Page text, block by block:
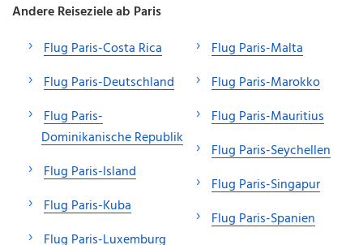
Andere Reiseziele ab Paris
Flug Paris-Costa Rica
Flug Paris-Deutschland
Flug Paris-
Dominikanische Republik
Flug Paris-Island
Flug Paris-Kuba
Flug Paris-Luxemburg
Flug Paris-Malta
Flug Paris-Marokko
Flug Paris-Mauritius
Flug Paris-Seychellen
Flug Paris-Singapur
Flug Paris-Spanien